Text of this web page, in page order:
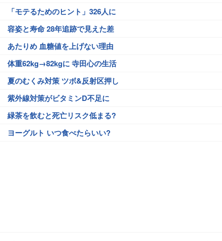
「モテるためのヒント」326人に
容姿と寿命 28年追跡で見えた差
あたりめ 血糖値を上げない理由
体重62kg→82kgに 寺田心の生活
夏のむくみ対策 ツボ&反射区押し
紫外線対策がビタミンD不足に
緑茶を飲むと死亡リスク低まる?
ヨーグルト いつ食べたらいい?